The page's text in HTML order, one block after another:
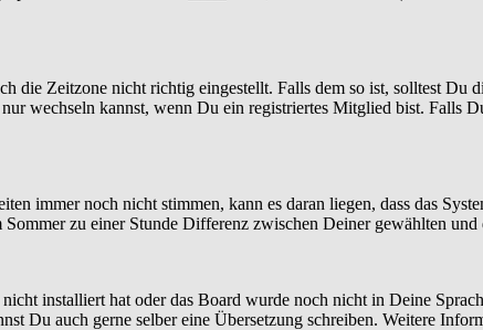
die Zeitzone nicht richtig eingestellt. Falls dem so ist, solltest Du
wechseln kannst, wenn Du ein registriertes Mitglied bist. Falls
immer noch nicht stimmen, kann es daran liegen, dass das
zu einer Stunde Differenz zwischen Deiner gewählten
installiert hat oder das Board wurde noch nicht in Deine
Du auch gerne selber eine Übersetzung schreiben. Weitere